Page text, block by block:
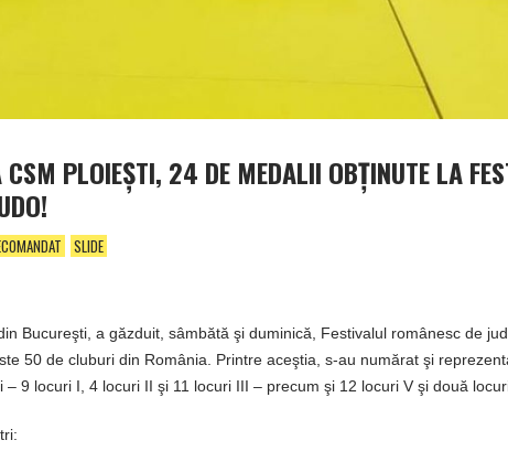
PLOIEŞTI, 24 DE MEDALII OBŢINUTE LA
SLIDE
Bucureşti, a găzduit, sâmbătă şi duminică, Festivalul românesc de
50 de cluburi din România. Printre aceştia, s-au numărat şi
9 locuri I, 4 locuri II şi 11 locuri III – precum şi 12 locuri V şi două locuri